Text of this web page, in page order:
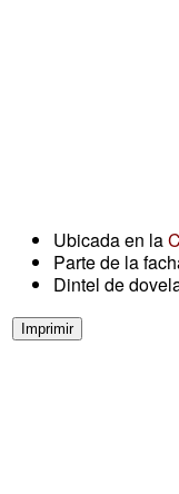
Ubicada en la
Parte de la
Dintel de